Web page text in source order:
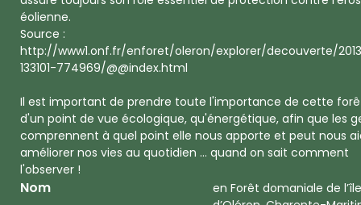
éolienne.
Source :
http://www1.onf.fr/enforet/oleron/explorer/decouverte/
133101-774969/@@index.html
Il est important de prendre toute l'importance de cette
d'un point de vue écologique, qu'énergétique, afin que les
comprennent à quel point elle nous apporte et peut nous
améliorer nos vies au quotidien ... quand on sait comment
l'observer !
Nom
en Forêt domaniale de l’île